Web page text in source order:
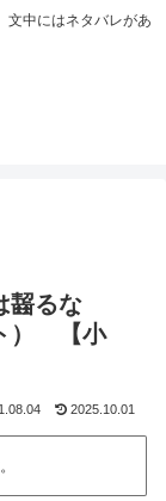
文中にはネタバレがあ
齧るな
） 【小
2025.10.01